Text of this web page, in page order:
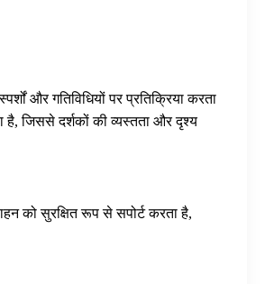
और गतिविधियों पर प्रतिक्रिया करता
है, जिससे दर्शकों की व्यस्तता और दृश्य
को सुरक्षित रूप से सपोर्ट करता है,